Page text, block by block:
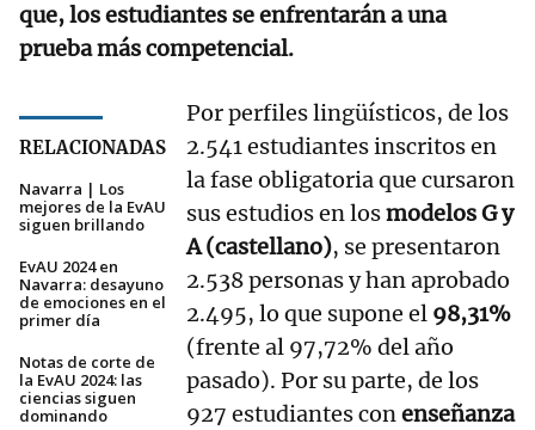
que, los estudiantes se enfrentarán a una
prueba más competencial.
RELACIONADAS
Navarra | Los
mejores de la EvAU
siguen brillando
EvAU 2024 en
Navarra: desayuno
de emociones en el
primer día
Notas de corte de
la EvAU 2024: las
ciencias siguen
dominando
Por perfiles lingüísticos, de los
2.541 estudiantes inscritos en
la fase obligatoria que cursaron
sus estudios en losmodelos G y
A (castellano), se presentaron
2.538 personas y han aprobado
2.495, lo que supone el 98,31%
(frente al 97,72% del año
pasado). Por su parte, de los
927 estudiantes conenseñanza